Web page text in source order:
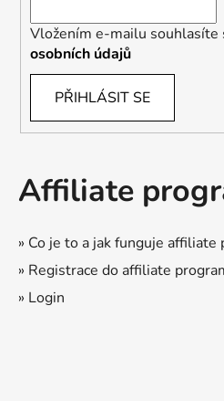
Vložením e-mailu souhlasíte
osobních údajů
PŘIHLÁSIT SE
Affiliate
» Co je to a jak funguje affiliate
» Registrace do affiliate
» Login